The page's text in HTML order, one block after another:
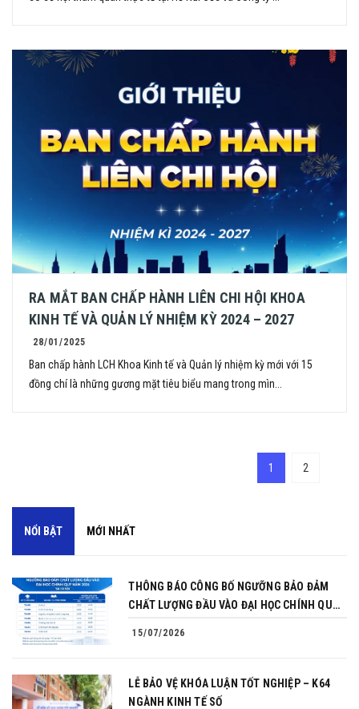
RA MẮT BAN CHẤP HÀNH LIÊN CHI HỘI KHOA
KINH TẾ VÀ QUẢN LÝ NHIỆM KỲ 2024 – 2027
28/01/2025
Ban chấp hành LCH Khoa Kinh tế và Quản lý nhiệm kỳ mới với 15
đồng chí là những gương mặt tiêu biểu mang trong mìn...
1 2
NỔI BẬT MỚI NHẤT
THÔNG BÁO CÔNG BỐ NGƯỠNG BẢO ĐẢM
CHẤT LƯỢNG ĐẦU VÀO ĐẠI HỌC CHÍNH QUY
15/07/2026
LỄ BẢO VỆ KHÓA LUẬN TỐT NGHIỆP – K64
NGÀNH KINH TẾ SỐ